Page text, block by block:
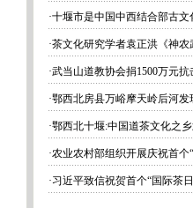
·十堰市是中国中西结合部古
·茶文化研究学者袁正洪《神
·武当山道教协会捐1500万元
·鄂西北房县万峪摩天岭后河
·鄂西北十堰:中国道茶文化之
·农业农村部组织开展庆祝首个
·习近平致信祝贺首个“国际茶